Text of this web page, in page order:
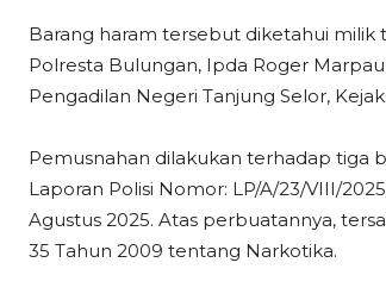
Barang haram tersebut diketahui milik
Polresta Bulungan, Ipda Roger
Pengadilan Negeri Tanjung Selor,
Pemusnahan dilakukan terhadap tiga
Laporan Polisi Nomor: LP/A/23/VIII/
Agustus 2025. Atas perbuatannya,
35 Tahun 2009 tentang Narkotika.